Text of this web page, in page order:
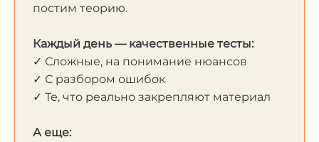
постим теорию.
Каждый день — качественные тесты:
✓ Сложные, на понимание нюансов
✓ С разбором ошибок
✓ Те, что реально закрепляют материал
А еще: